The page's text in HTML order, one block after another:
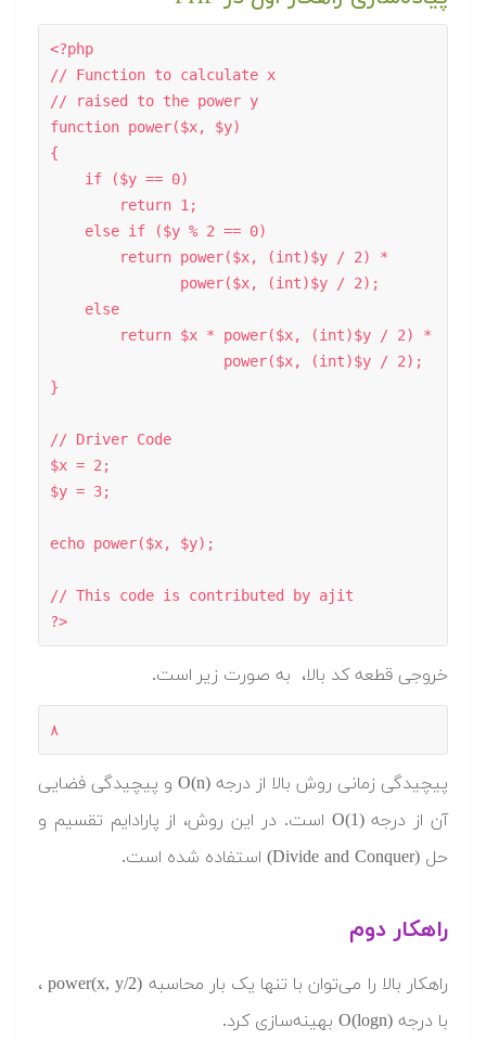
<?php
// Function to calculate x
// raised to the power y
function power($x, $y)
{
    if ($y == 0)
        return 1;
    else if ($y % 2 == 0)
        return power($x, (int)$y / 2) *
               power($x, (int)$y / 2);
    else
        return $x * power($x, (int)$y / 2) *
                    power($x, (int)$y / 2);
}
// Driver Code
$x = 2;
$y = 3;
echo power($x, $y);
// This code is contributed by ajit
خروجی قطعه کد بالا، به صورت زیر است.
۸
پیچیدگی زمانی روش بالا از درجه O(n)‎ و پیچیدگی فضایی
آن از درجه O(1)‎ است. در این روش، از پارادایم تقسیم و
حل (Divide and Conquer) استفاده شده است.
راهکار دوم
راهکار بالا را می‌توان با تنها یک بار محاسبه power(x, y/2)‎ ،
با درجه O(logn)‎ بهینه‌سازی کرد.